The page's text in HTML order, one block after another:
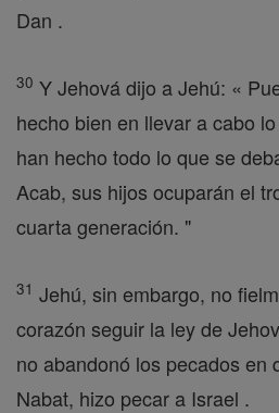
Dan .
30 Y Jehová dijo a Jehú: «
hecho bien en llevar a cabo
han hecho todo lo que se
Acab, sus hijos ocuparán el
cuarta generación. "
31 Jehú, sin embargo, no
corazón seguir la ley de
no abandonó los pecados en
Nabat, hizo pecar a Israel .